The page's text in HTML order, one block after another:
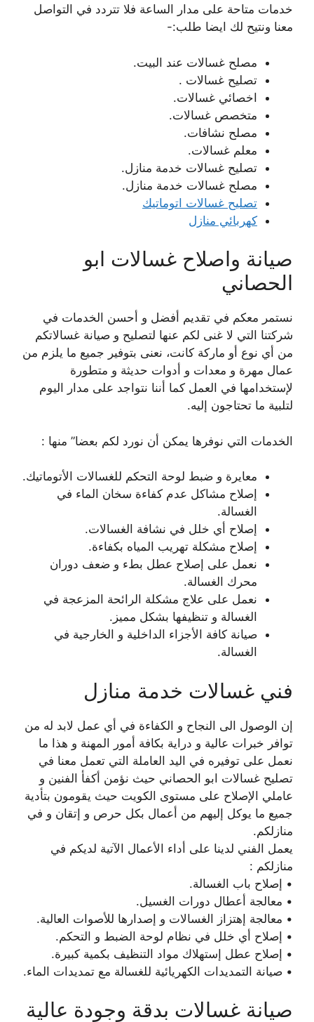
خدمات متاحة على مدار الساعة فلا تتردد في التواصل
معنا ونتيح لك ايضا طلب:-
مصلح غسالات عند البيت.
تصليح غسالات .
اخصائي غسالات.
متخصص غسالات.
مصلح نشافات.
معلم غسالات.
تصليح غسالات خدمة منازل.
مصلح غسالات خدمة منازل.
تصليح غسالات اتوماتيك
كهربائي منازل
صيانة واصلاح غسالات ابو
الحصاني
نستمر معكم في تقديم أفضل و أحسن الخدمات في
شركتنا التي لا غنى لكم عنها لتصليح و صيانة غسالاتكم
من أي نوع أو ماركة كانت، نعنى بتوفير جميع ما يلزم من
عمال مهرة و معدات و أدوات حديثة و متطورة
لإستخدامها في العمل كما أننا نتواجد على مدار اليوم
لتلبية ما تحتاجون إليه.
الخدمات التي نوفرها يمكن أن نورد لكم بعضا” منها :
معايرة و ضبط لوحة التحكم للغسالات الأتوماتيك.
إصلاح مشاكل عدم كفاءة سخان الماء في
الغسالة.
إصلاح أي خلل في نشافة الغسالات.
إصلاح مشكلة تهريب المياه بكفاءة.
نعمل على إصلاح عطل بطء و ضعف دوران
محرك الغسالة.
نعمل على علاج مشكلة الرائحة المزعجة في
الغسالة و تنظيفها بشكل مميز.
صيانة كافة الأجزاء الداخلية و الخارجية في
الغسالة.
فني غسالات خدمة منازل
إن الوصول الى النجاح و الكفاءة في أي عمل لابد له من
توافر خبرات عالية و دراية بكافة أمور المهنة و هذا ما
نعمل على توفيره في اليد العاملة التي تعمل معنا في
تصليح غسالات ابو الحصاني حيث نؤمن أكفأ الفنين و
عاملي الإصلاح على مستوى الكويت حيث يقومون بتأدية
جميع ما يوكل إليهم من أعمال بكل حرص و إتقان و في
منازلكم.
يعمل الفني لدينا على أداء الأعمال الآتية لديكم في
منازلكم :
• إصلاح باب الغسالة.
• معالجة أعطال دورات الغسيل.
• معالجة إهتزاز الغسالات و إصدارها للأصوات العالية.
• إصلاح أي خلل في نظام لوحة الضبط و التحكم.
• إصلاح عطل إستهلاك مواد التنظيف بكمية كبيرة.
• صيانة التمديدات الكهريائية للغسالة مع تمديدات الماء.
صيانة غسالات بدقة وجودة عالية